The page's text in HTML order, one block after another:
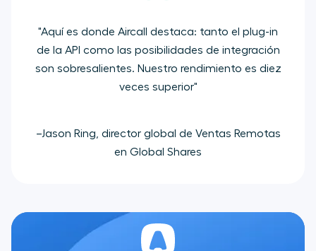
"Aquí es donde Aircall destaca: tanto el plug-in
de la API como las posibilidades de integración
son sobresalientes. Nuestro rendimiento es diez
veces superior"
–Jason Ring, director global de Ventas Remotas
en Global Shares